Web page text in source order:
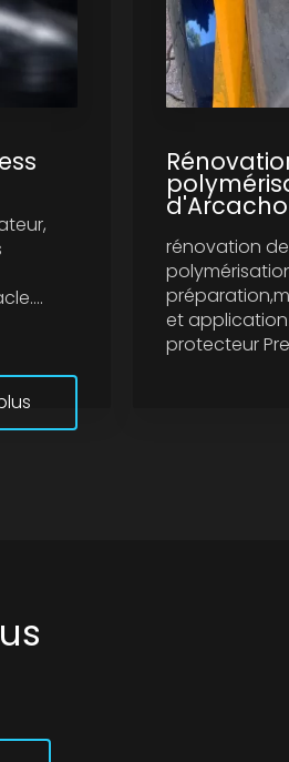
rénovation
et
protecteur